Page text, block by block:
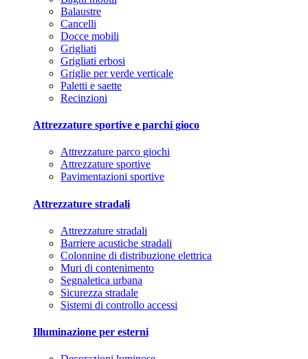
Balaustre
Cancelli
Docce mobili
Grigliati
Grigliati erbosi
Griglie per verde verticale
Paletti e saette
Recinzioni
Attrezzature sportive e parchi gioco
Attrezzature parco giochi
Attrezzature sportive
Pavimentazioni sportive
Attrezzature stradali
Attrezzature stradali
Barriere acustiche stradali
Colonnine di distribuzione elettrica
Muri di contenimento
Segnaletica urbana
Sicurezza stradale
Sistemi di controllo accessi
Illuminazione per esterni